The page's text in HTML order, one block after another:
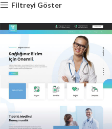
Filtreyi Göster